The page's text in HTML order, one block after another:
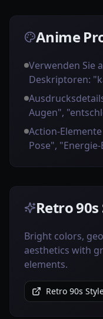
Anime
Verwenden Sie
Deskriptoren:
Augen",
Action-
Pose",
Retro
Bright colors,
aesthetics with
elements.
Retro 90s